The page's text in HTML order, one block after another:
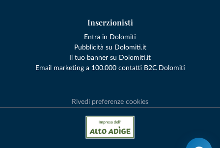
Inserzionisti
Entra in Dolomiti
Pubblicità su Dolomiti.it
Il tuo banner su Dolomiti.it
Email marketing a 100.000 contatti B2C Dolomiti
Rivedi preferenze cookies